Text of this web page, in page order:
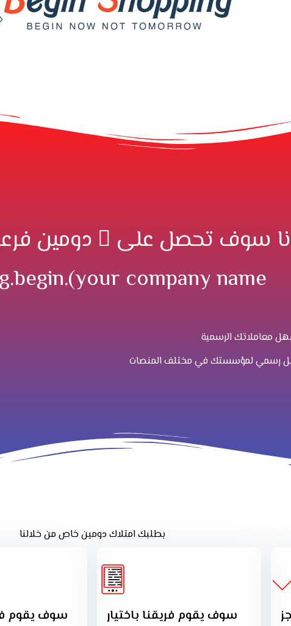
سوف تحصل على ً دومين
company name
معاملاتك الرسمية
رسمي لمؤسستك في مختلف المنصات
بطلبك امتلاك دومين خاص من خلالنا
سوف يقوم
سوف يقوم فريقنا باختيار